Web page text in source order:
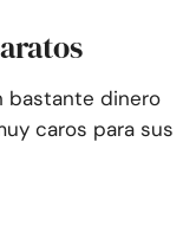
bastante dinero
caros para sus